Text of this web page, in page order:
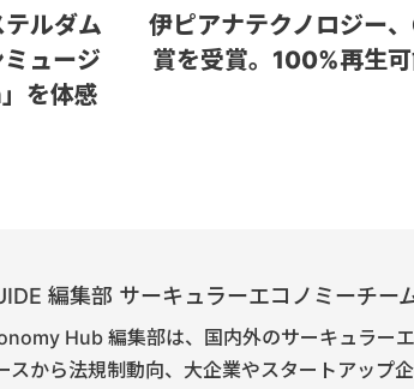
テルダム
ュージ
を体感
伊ピアナテクノロジー
賞を受賞。100%再生
編集部 サーキュラーエコノミーチー
Hub 編集部は、国内外のサーキュラー
スから法規制動向、大企業やスタートアップ